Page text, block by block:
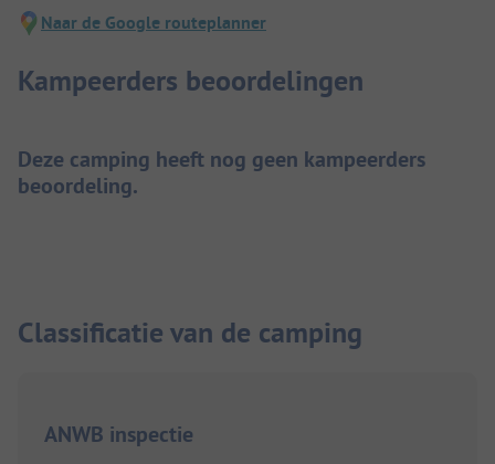
Naar de Google routeplanner
Kampeerders beoordelingen
Deze camping heeft nog geen kampeerders
beoordeling.
Classificatie van de camping
ANWB inspectie